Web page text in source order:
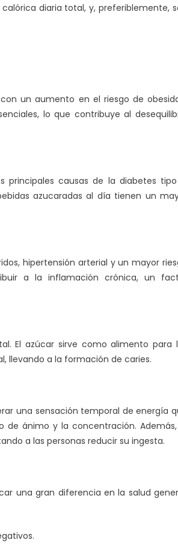
diaria total, y, preferiblemente,
un aumento en el riesgo de
lo que contribuye al
principales causas de la diabetes tipo
azucaradas al día tienen un
hipertensión arterial y un mayor
a la inflamación crónica, un
El azúcar sirve como alimento para
llevando a la formación de caries.
una sensación temporal de energía
de ánimo y la concentración.
a las personas reducir su ingesta.
una gran diferencia en la salud